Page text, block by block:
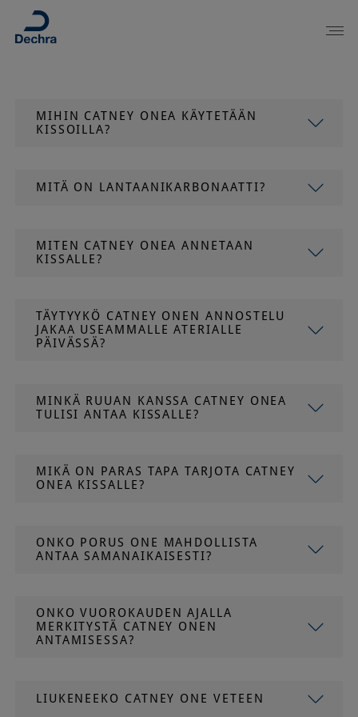
MIHIN CATNEY ONEA KÄYTETÄÄN
KISSOILLA?
MITÄ ON LANTAANIKARBONAATTI?
MITEN CATNEY ONEA ANNETAAN
KISSALLE?
TÄYTYYKÖ CATNEY ONEN ANNOSTELU
JAKAA USEAMMALLE ATERIALLE
PÄIVÄSSÄ?
MINKÄ RUUAN KANSSA CATNEY ONEA
TULISI ANTAA KISSALLE?
MIKÄ ON PARAS TAPA TARJOTA CATNEY
ONEA KISSALLE?
ONKO PORUS ONE MAHDOLLISTA
ANTAA SAMANAIKAISESTI?
ONKO VUOROKAUDEN AJALLA
MERKITYSTÄ CATNEY ONEN
ANTAMISESSA?
LIUKENEEKO CATNEY ONE VETEEN